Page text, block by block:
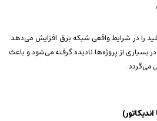
را در شرایط واقعی شبکه برق افزایش می‌دهد.
بسیاری از پروژه‌ها نادیده گرفته می‌شود و باعث
می‌گردد.